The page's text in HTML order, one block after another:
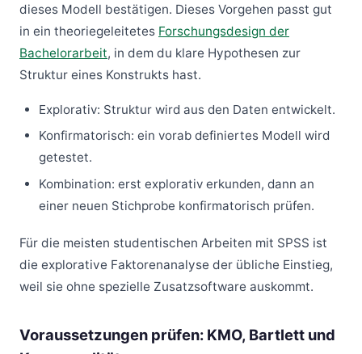
dieses Modell bestätigen. Dieses Vorgehen passt gut
in ein theoriegeleitetes Forschungsdesign der
Bachelorarbeit, in dem du klare Hypothesen zur
Struktur eines Konstrukts hast.
Explorativ: Struktur wird aus den Daten entwickelt.
Konfirmatorisch: ein vorab definiertes Modell wird
getestet.
Kombination: erst explorativ erkunden, dann an
einer neuen Stichprobe konfirmatorisch prüfen.
Für die meisten studentischen Arbeiten mit SPSS ist
die explorative Faktorenanalyse der übliche Einstieg,
weil sie ohne spezielle Zusatzsoftware auskommt.
Voraussetzungen prüfen: KMO, Bartlett und